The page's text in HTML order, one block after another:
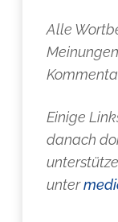
Alle
Einige
danach
unter